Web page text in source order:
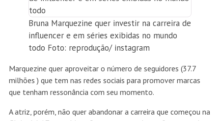
Bruna Marquezine quer investir na carreira de
influencer e em séries exibidas no mundo
todo Foto: reprodução/ instagram
Marquezine quer aproveitar o número de seguidores (37.7
milhões ) que tem nas redes sociais para promover marcas
que tenham ressonância com seu momento.
A atriz, porém, não quer abandonar a carreira que começou na